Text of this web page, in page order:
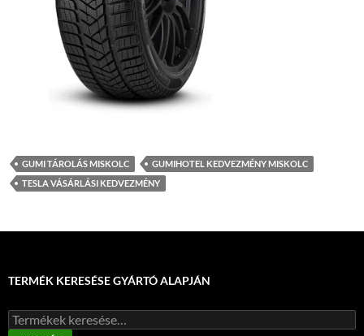
GUMI TÁROLÁS MISKOLC
GUMIHOTEL KEDVEZMÉNY MISKOLC
TESLA VÁSÁRLÁSI KEDVEZMÉNY
TERMÉK KERESÉSE GYÁRTÓ ALAPJÁN
Keresés
a